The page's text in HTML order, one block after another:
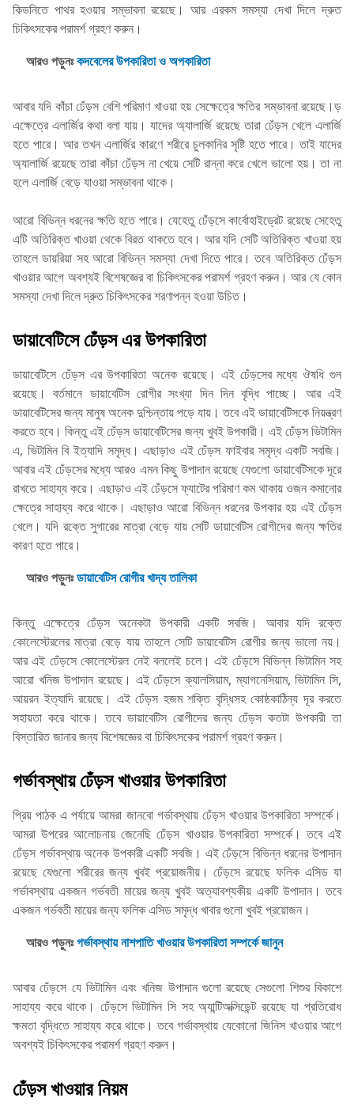
কিডনিতে পাথর হওয়ার সম্ভাবনা রয়েছে। আর এরকম সমস্যা দেখা দিলে দ্রুত
চিকিৎসকের পরামর্শ গ্রহণ করুন।
আরও পড়ুনঃকদবেলের উপকারিতা ও অপকারিতা
আবার যদি কাঁচা ঢেঁড়স বেশি পরিমাণ খাওয়া হয় সেক্ষেত্রে ক্ষতির সম্ভাবনা রয়েছে।ড়
এক্ষেত্রে এলার্জির কথা বলা যায়। যাদের অ্যালার্জি রয়েছে তারা ঢেঁড়স খেলে এলার্জি
হতে পারে। আর তখন এলার্জির কারণে শরীরে চুলকানির সৃষ্টি হতে পারে। তাই যাদের
অ্যালার্জি রয়েছে তারা কাঁচা ঢেঁড়স না খেয়ে সেটি রান্না করে খেলে ভালো হয়। তা না
হলে এলার্জি বেড়ে যাওয়া সম্ভাবনা থাকে।
আরো বিভিন্ন ধরনের ক্ষতি হতে পারে। যেহেতু ঢেঁড়সে কার্বোহাইড্রেট রয়েছে সেহেতু
এটি অতিরিক্ত খাওয়া থেকে বিরত থাকতে হবে। আর যদি সেটি অতিরিক্ত খাওয়া হয়
তাহলে ডায়রিয়া সহ আরো বিভিন্ন সমস্যা দেখা দিতে পারে। তবে অতিরিক্ত ঢেঁড়স
খাওয়ার আগে অবশ্যই বিশেষজ্ঞের বা চিকিৎসকের পরামর্শ গ্রহণ করুন। আর যে কোন
সমস্যা দেখা দিলে দ্রুত চিকিৎসকের শরণাপন্ন হওয়া উচিত।
ডায়াবেটিসে ঢেঁড়স এর উপকারিতা
ডায়াবেটিসে ঢেঁড়স এর উপকারিতা অনেক রয়েছে। এই ঢেঁড়সের মধ্যে ঔষধি গুন
রয়েছে। বর্তমানে ডায়াবেটিস রোগীর সংখ্যা দিন দিন বৃদ্ধি পাচ্ছে। আর এই
ডায়াবেটিসের জন্য মানুষ অনেক দুশ্চিন্তায় পড়ে যায়। তবে এই ডায়াবেটিসকে নিয়ন্ত্রণ
করতে হবে। কিন্তু এই ঢেঁড়স ডায়াবেটিসের জন্য খুবই উপকারী। এই ঢেঁড়স ভিটামিন
এ, ভিটামিন বি ইত্যাদি সমৃদ্ধ। এছাড়াও এই ঢেঁড়স ফাইবার সমৃদ্ধ একটি সবজি।
আবার এই ঢেঁড়সের মধ্যে আরও এমন কিছু উপাদান রয়েছে যেগুলো ডায়াবেটিসকে দূরে
রাখতে সাহায্য করে। এছাড়াও এই ঢেঁড়সে ফ্যাটের পরিমাণ কম থাকায় ওজন কমানোর
ক্ষেত্রে সাহায্য করে থাকে। এছাড়াও আরো বিভিন্ন ধরনের উপকার হয় এই ঢেঁড়স
খেলে। যদি রক্তে সুগারের মাত্রা বেড়ে যায় সেটি ডায়াবেটিস রোগীদের জন্য ক্ষতির
কারণ হতে পারে।
আরও পড়ুনঃডায়াবেটিস রোগীর খাদ্য তালিকা
কিন্তু এক্ষেত্রে ঢেঁড়স অনেকটা উপকারী একটি সবজি। আবার যদি রক্তে
কোলেস্টেরলের মাত্রা বেড়ে যায় তাহলে সেটি ডায়াবেটিস রোগীর জন্য ভালো নয়।
আর এই ঢেঁড়সে কোলেস্টেরল নেই বললেই চলে। এই ঢেঁড়সে বিভিন্ন ভিটামিন সহ
আরো খনিজ উপাদান রয়েছে। এই ঢেঁড়সে ক্যালসিয়াম, ম্যাগনেসিয়াম, ভিটামিন সি,
আয়রন ইত্যাদি রয়েছে। এই ঢেঁড়স হজম শক্তি বৃদ্ধিসহ কোষ্ঠকাঠিন্য দূর করতে
সহায়তা করে থাকে। তবে ডায়াবেটিস রোগীদের জন্য ঢেঁড়স কতটা উপকারী তা
বিস্তারিত জানার জন্য বিশেষজ্ঞের বা চিকিৎসকের পরামর্শ গ্রহণ করুন।
গর্ভাবস্থায় ঢেঁড়স খাওয়ার উপকারিতা
প্রিয় পাঠক এ পর্যায়ে আমরা জানবো গর্ভাবস্থায় ঢেঁড়স খাওয়ার উপকারিতা সম্পর্কে।
আমরা উপরের আলোচনায় জেনেছি ঢেঁড়স খাওয়ার উপকারিতা সম্পর্কে। তবে এই
ঢেঁড়স গর্ভাবস্থায় অনেক উপকারী একটি সবজি। এই ঢেঁড়সে বিভিন্ন ধরনের উপাদান
রয়েছে যেগুলো শরীরের জন্য খুবই প্রয়োজনীয়। ঢেঁড়সে রয়েছে ফলিক এসিড যা
গর্ভাবস্থায় একজন গর্ভবতী মায়ের জন্য খুবই অত্যাবশ্যকীয় একটি উপাদান। তবে
একজন গর্ভবতী মায়ের জন্য ফলিক এসিড সমৃদ্ধ খাবার গুলো খুবই প্রয়োজন।
আরও পড়ুনঃগর্ভাবস্থায় নাশপাতি খাওয়ার উপকারিতা সম্পর্কে জানুন
আবার ঢেঁড়সে যে ভিটামিন এবং খনিজ উপাদান গুলো রয়েছে সেগুলো শিশুর বিকাশে
সাহায্য করে থাকে। ঢেঁড়সে ভিটামিন সি সহ অ্যান্টিঅক্সিডেন্ট রয়েছে যা প্রতিরোধ
ক্ষমতা বৃদ্ধিতে সাহায্য করে থাকে। তবে গর্ভাবস্থায় যেকোনো জিনিস খাওয়ার আগে
অবশ্যই চিকিৎসকের পরামর্শ গ্রহণ করুন।
ঢেঁড়স খাওয়ার নিয়ম